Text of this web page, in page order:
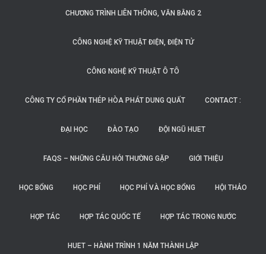
CHƯƠNG TRÌNH LIÊN THÔNG, VĂN BẰNG 2
CÔNG NGHỆ KỸ THUẬT ĐIỆN, ĐIỆN TỬ
CÔNG NGHỆ KỸ THUẬT Ô TÔ
CÔNG TY CỔ PHẦN THÉP HÒA PHÁT DUNG QUẤT CONTACT :
ĐẠI HỌC ĐÀO TẠO ĐỘI NGŨ HUET
FAQS – NHỮNG CÂU HỎI THƯỜNG GẶP GIỚI THIỆU
HỌC BỔNG HỌC PHÍ HỌC PHÍ VÀ HỌC BỔNG HỘI THẢO
HỢP TÁC HỢP TÁC QUỐC TẾ HỢP TÁC TRONG NƯỚC
HUET – HÀNH TRÌNH 1 NĂM THÀNH LẬP